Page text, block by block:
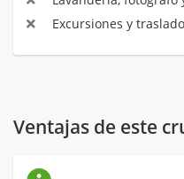
Excursiones y
Ventajas de este